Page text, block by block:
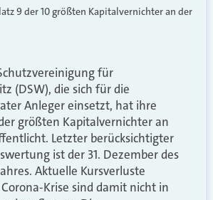
9 der 10 größten Kapitalvernichter an der
für
(DSW), die sich für die
Anleger einsetzt, hat ihre
größten Kapitalvernichter an
Letzter berücksichtigter
ist der 31. Dezember des
Aktuelle Kursverluste
Krise sind damit nicht in